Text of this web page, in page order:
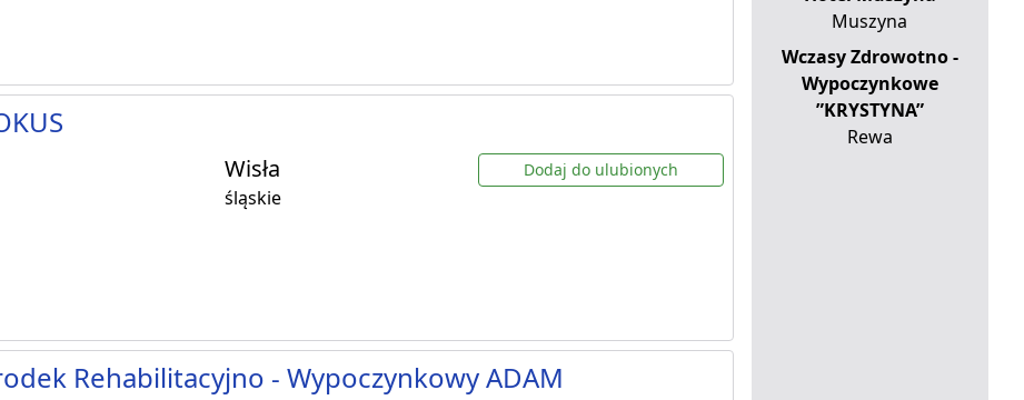
Wisła
śląskie
Dodaj do ulubionych
Rehabilitacyjno - Wypoczynkowy ADAM
Muszyna
Wczasy Zdrowotno -
Wypoczynkowe
”KRYSTYNA”
Rewa